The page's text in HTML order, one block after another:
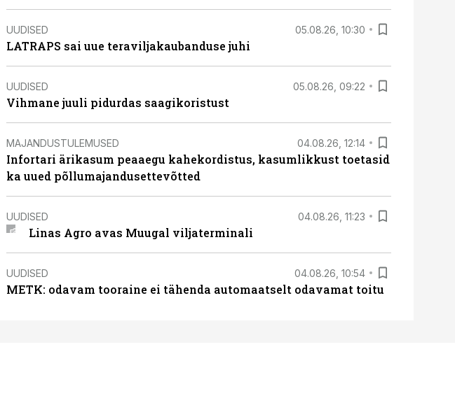
UUDISED 05.08.26, 10:30
LATRAPS sai uue teraviljakaubanduse juhi
UUDISED 05.08.26, 09:22
Vihmane juuli pidurdas saagikoristust
MAJANDUSTULEMUSED 04.08.26, 12:14
Infortari ärikasum peaaegu kahekordistus, kasumlikkust toetasid
ka uued põllumajandusettevõtted
UUDISED 04.08.26, 11:23
Linas Agro avas Muugal viljaterminali
UUDISED 04.08.26, 10:54
METK: odavam tooraine ei tähenda automaatselt odavamat toitu